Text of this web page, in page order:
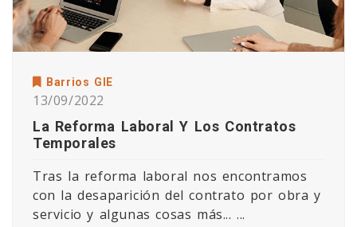
Barrios GIE
13/09/2022
La Reforma Laboral Y Los Contratos
Temporales
Tras la reforma laboral nos encontramos
con la desaparición del contrato por obra y
servicio y algunas cosas más... ...